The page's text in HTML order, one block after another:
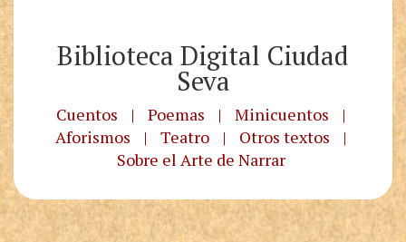
Biblioteca Digital Ciudad
Seva
Cuentos | Poemas | Minicuentos
|
Aforismos
| Teatro | Otros textos
|
Sobre el Arte de Narrar